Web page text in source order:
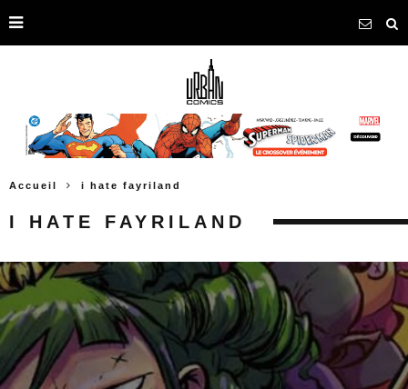
Accueil i hate fayriland
I HATE FAYRILAND